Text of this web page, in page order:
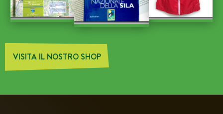
VISITA IL NOSTRO SHOP